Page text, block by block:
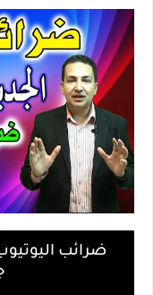
ضرائب